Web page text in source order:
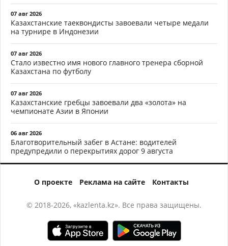
07 авг 2026
Казахстанские таеквондисты завоевали четыре медали
на турнире в Индонезии
07 авг 2026
Стало известно имя нового главного тренера сборной
Казахстана по футболу
07 авг 2026
Казахстанские гребцы завоевали два «золота» на
чемпионате Азии в Японии
06 авг 2026
Благотворительный забег в Астане: водителей
предупредили о перекрытиях дорог 9 августа
О проекте Реклама на сайте Контакты
© 2018-2026, «kazlenta.kz». Все права защищены.